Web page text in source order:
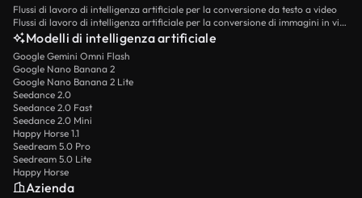
Flussi di lavoro di intelligenza artificiale per la conversione da testo a video
Flussi di lavoro di intelligenza artificiale per la conversione di immagini in video
Modelli di intelligenza artificiale
Google Gemini Omni Flash
Google Nano Banana 2
Google Nano Banana 2 Lite
Seedance 2.0
Seedance 2.0 Fast
Seedance 2.0 Mini
Happy Horse 1.1
Seedream 5.0 Pro
Seedream 5.0 Lite
Happy Horse
Azienda